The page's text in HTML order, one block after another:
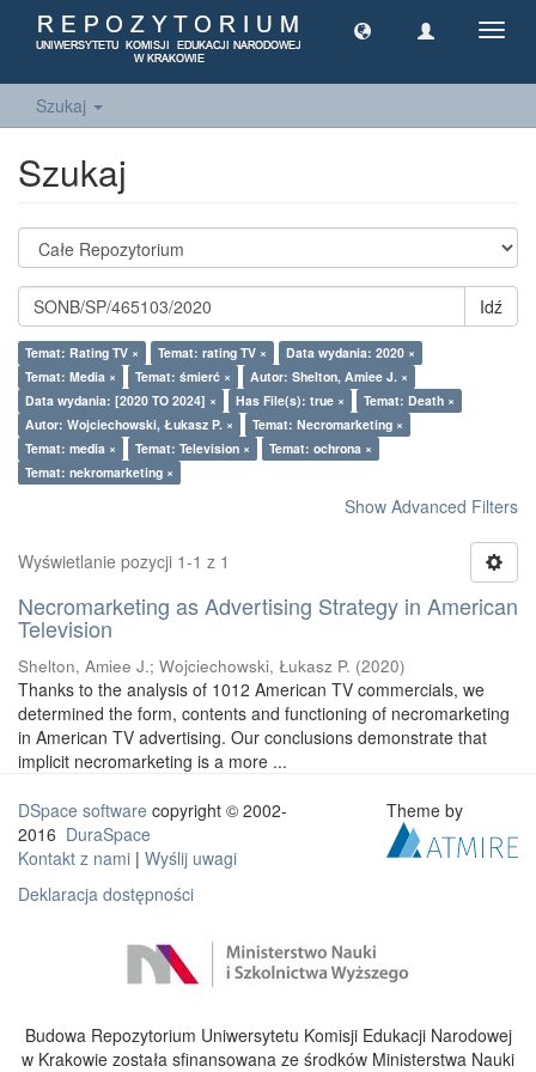
Szukaj
Szukaj
Idź
Temat: Rating TV × Temat: rating TV ×
Data wydania: 2020 ×
Temat: Media ×
Temat: śmierć ×
Autor: Shelton, Amiee J. ×
Data wydania: [2020 TO 2024] ×
Has File(s): true ×
Temat: Death ×
Autor: Wojciechowski, Łukasz P. ×
Temat: Necromarketing ×
Temat: media ×
Temat: Television ×
Temat: ochrona ×
Temat: nekromarketing ×
Show Advanced Filters
Wyświetlanie pozycji 1-1 z 1
Necromarketing as Advertising Strategy in American
Television
Shelton, Amiee J.; Wojciechowski, Łukasz P. (2020)
Thanks to the analysis of 1012 American TV commercials, we
determined the form, contents and functioning of necromarketing
in American TV advertising. Our conclusions demonstrate that
implicit necromarketing is a more ...
DSpace software copyright © 2002-
2016 DuraSpace
Kontakt z nami | Wyślij uwagi
Deklaracja dostępności
Theme by
Budowa Repozytorium Uniwersytetu Komisji Edukacji Narodowej
w Krakowie została sfinansowana ze środków Ministerstwa Nauki